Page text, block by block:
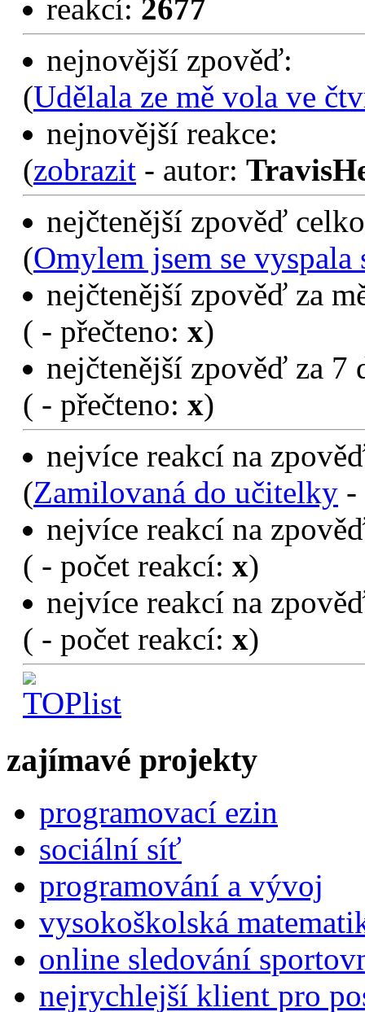
reakcí: 2677
nejnovější zpověď:
(Udělala ze mě vola ve
nejnovější reakce:
(zobrazit - autor:
nejčtenější zpověď
(Omylem jsem se vyspala
nejčtenější zpověď za
( - přečteno: x)
nejčtenější zpověď za 7
( - přečteno: x)
nejvíce reakcí na
(Zamilovaná do učitelky -
nejvíce reakcí na
( - počet reakcí: x)
nejvíce reakcí na
( - počet reakcí: x)
zajímavé projekty
programovací ezin
sociální síť
programování a vývoj
vysokoškolská
online sledování
nejrychlejší klient pro